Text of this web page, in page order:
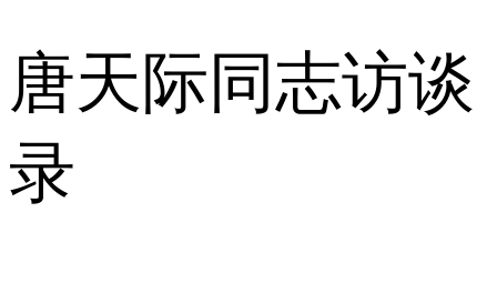
唐天际同志访谈
录